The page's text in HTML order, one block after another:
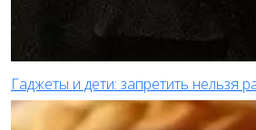
Гаджеты и дети: запретить нельзя